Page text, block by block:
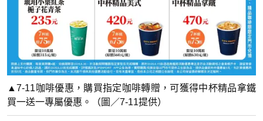
▲7-11咖啡優惠，購買指定咖啡轉贈，可獲得中杯精品拿鐵
買一送一專屬優惠。（圖／7-11提供）